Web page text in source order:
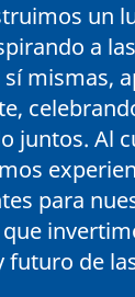
un
a
mismas,
juntos. Al
para
futuro de